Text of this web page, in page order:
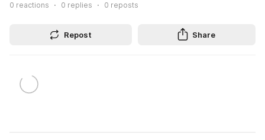
0 reactions 0 replies 0 reposts
Repost Share